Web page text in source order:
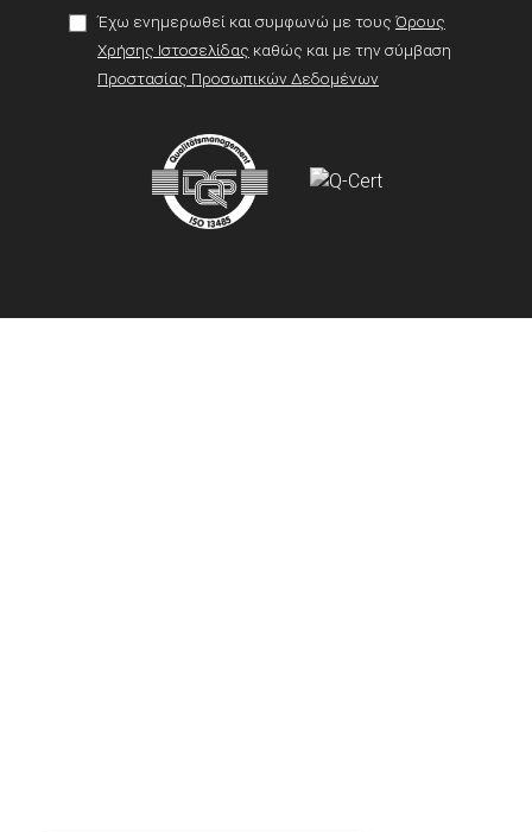
Έχω ενημερωθεί και συμφωνώ με τους Όρους
Χρήσης Ιστοσελίδας καθώς και με την σύμβαση
Προστασίας Προσωπικών Δεδομένων